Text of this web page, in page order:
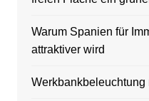
Warum Spanien für
attraktiver wird